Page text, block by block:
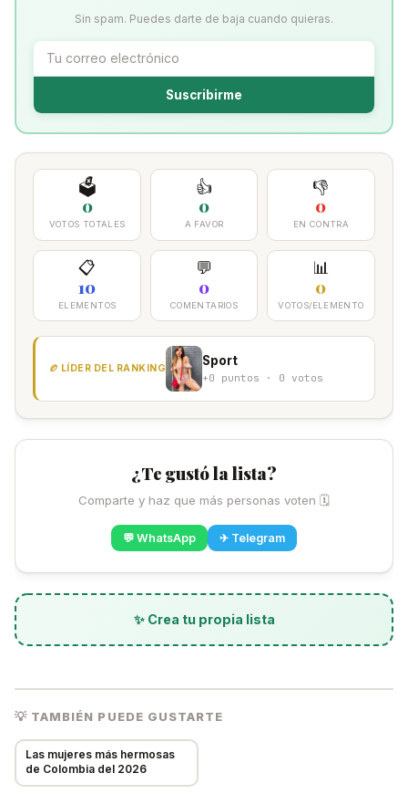
Sin spam. Puedes darte de baja cuando quieras.
Suscribirme
🗳️
0
VOTOS TOTALES
👍
0
A FAVOR
👎
0
EN CONTRA
📋
10
ELEMENTOS
💬
0
COMENTARIOS
📊
0
VOTOS/ELEMENTO
🏉 LÍDER DEL RANKING
Sport
+0 puntos · 0 votos
¿Te gustó la lista?
Comparte y haz que más personas voten 🗓
💬 WhatsApp ✈ Telegram
✨ Crea tu propia lista
💡 TAMBIÉN PUEDE GUSTARTE
Las mujeres más hermosas
de Colombia del 2026